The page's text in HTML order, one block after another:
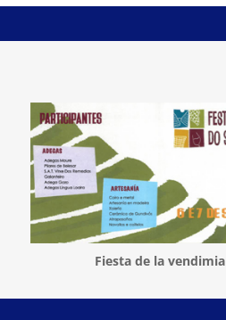
Fiesta de la vendimia